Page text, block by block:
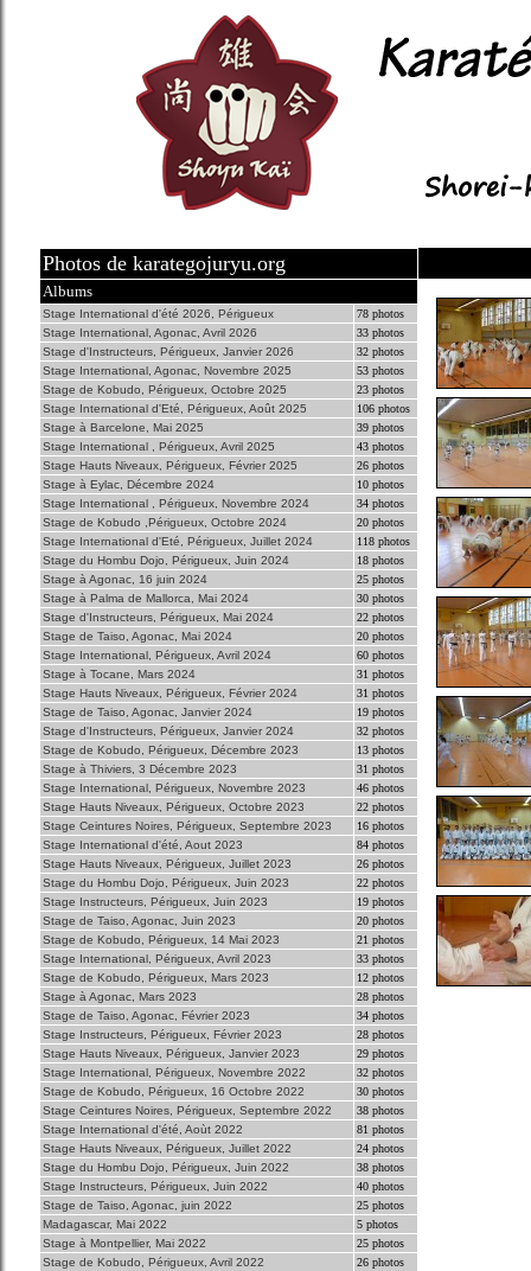
Photos de karategojuryu.org
Albums
Stage International d'été 2026, Périgueux
78 photos
Stage International, Agonac, Avril 2026
33 photos
Stage d'Instructeurs, Périgueux, Janvier 2026
32 photos
Stage International, Agonac, Novembre 2025
53 photos
Stage de Kobudo, Périgueux, Octobre 2025
23 photos
Stage International d'Eté, Périgueux, Août 2025
106 photos
Stage à Barcelone, Mai 2025
39 photos
Stage International , Périgueux, Avril 2025
43 photos
Stage Hauts Niveaux, Périgueux, Février 2025
26 photos
Stage à Eylac, Décembre 2024
10 photos
Stage International , Périgueux, Novembre 2024
34 photos
Stage de Kobudo ,Périgueux, Octobre 2024
20 photos
Stage International d'Eté, Périgueux, Juillet 2024
118 photos
Stage du Hombu Dojo, Périgueux, Juin 2024
18 photos
Stage à Agonac, 16 juin 2024
25 photos
Stage à Palma de Mallorca, Mai 2024
30 photos
Stage d'Instructeurs, Périgueux, Mai 2024
22 photos
Stage de Taiso, Agonac, Mai 2024
20 photos
Stage International, Périgueux, Avril 2024
60 photos
Stage à Tocane, Mars 2024
31 photos
Stage Hauts Niveaux, Périgueux, Février 2024
31 photos
Stage de Taiso, Agonac, Janvier 2024
19 photos
Stage d'Instructeurs, Périgueux, Janvier 2024
32 photos
Stage de Kobudo, Périgueux, Décembre 2023
13 photos
Stage à Thiviers, 3 Décembre 2023
31 photos
Stage International, Périgueux, Novembre 2023
46 photos
Stage Hauts Niveaux, Périgueux, Octobre 2023
22 photos
Stage Ceintures Noires, Périgueux, Septembre 2023
16 photos
Stage International d'été, Aout 2023
84 photos
Stage Hauts Niveaux, Périgueux, Juillet 2023
26 photos
Stage du Hombu Dojo, Périgueux, Juin 2023
22 photos
Stage Instructeurs, Périgueux, Juin 2023
19 photos
Stage de Taiso, Agonac, Juin 2023
20 photos
Stage de Kobudo, Périgueux, 14 Mai 2023
21 photos
Stage International, Périgueux, Avril 2023
33 photos
Stage de Kobudo, Périgueux, Mars 2023
12 photos
Stage à Agonac, Mars 2023
28 photos
Stage de Taiso, Agonac, Février 2023
34 photos
Stage Instructeurs, Périgueux, Février 2023
28 photos
Stage Hauts Niveaux, Périgueux, Janvier 2023
29 photos
Stage International, Périgueux, Novembre 2022
32 photos
Stage de Kobudo, Périgueux, 16 Octobre 2022
30 photos
Stage Ceintures Noires, Périgueux, Septembre 2022
38 photos
Stage International d'été, Aoùt 2022
81 photos
Stage Hauts Niveaux, Périgueux, Juillet 2022
24 photos
Stage du Hombu Dojo, Périgueux, Juin 2022
38 photos
Stage Instructeurs, Périgueux, Juin 2022
40 photos
Stage de Taiso, Agonac, juin 2022
25 photos
Madagascar, Mai 2022
5 photos
Stage à Montpellier, Mai 2022
25 photos
Stage de Kobudo, Périgueux, Avril 2022
26 photos